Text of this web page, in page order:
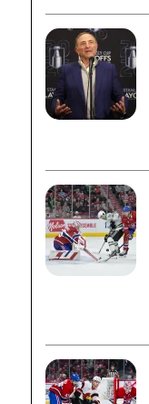
BV MOY
- .217
3 .255
2 .262
5 .252
- .222